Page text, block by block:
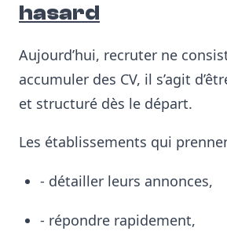
hasard
Aujourd’hui, recruter ne
accumuler des CV, il s’agit
et structuré dès le départ.
Les établissements qui
- détailler leurs annonces,
- répondre rapidement,